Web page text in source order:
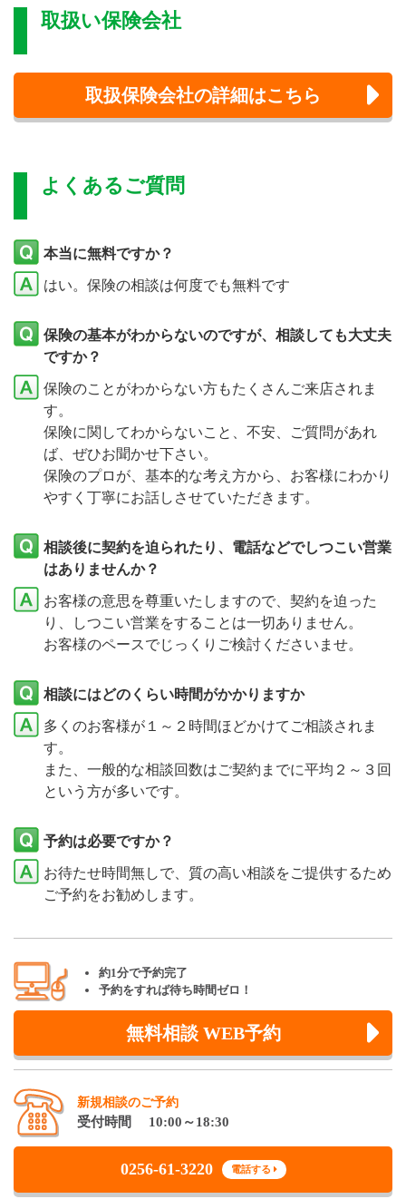
取扱い保険会社
取扱保険会社の詳細はこちら
よくあるご質問
本当に無料ですか？
はい。保険の相談は何度でも無料です
保険の基本がわからないのですが、相談しても大丈夫
ですか？
保険のことがわからない方もたくさんご来店されま
す。
保険に関してわからないこと、不安、ご質問があれ
ば、ぜひお聞かせ下さい。
保険のプロが、基本的な考え方から、お客様にわかり
やすく丁寧にお話しさせていただきます。
相談後に契約を迫られたり、電話などでしつこい営業
はありませんか？
お客様の意思を尊重いたしますので、契約を迫った
り、しつこい営業をすることは一切ありません。
お客様のペースでじっくりご検討くださいませ。
相談にはどのくらい時間がかかりますか
多くのお客様が１～２時間ほどかけてご相談されま
す。
また、一般的な相談回数はご契約までに平均２～３回
という方が多いです。
予約は必要ですか？
お待たせ時間無しで、質の高い相談をご提供するため
ご予約をお勧めします。
約1分で予約完了
予約をすれば待ち時間ゼロ！
無料相談 WEB予約
新規相談のご予約
受付時間 10:00～18:30
0256-61-3220 電話する